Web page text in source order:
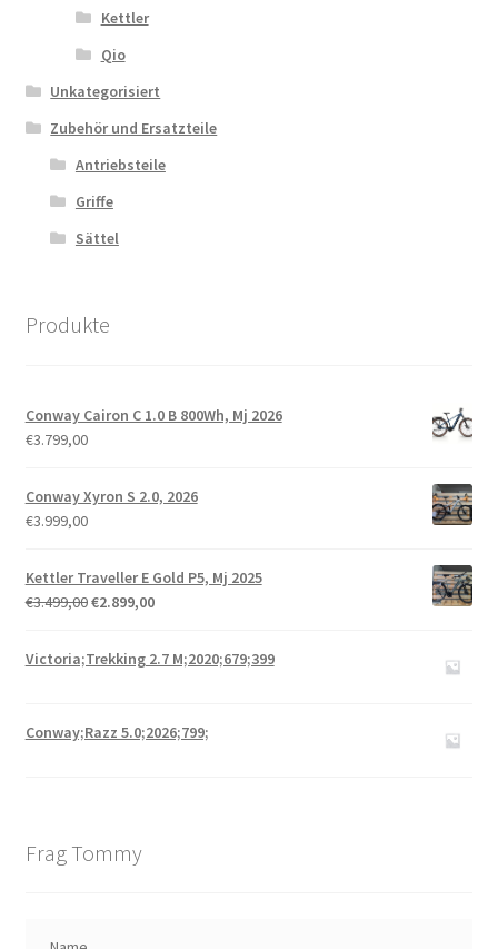
Kettler
Qio
Unkategorisiert
Zubehör und Ersatzteile
Antriebsteile
Griffe
Sättel
Produkte
Conway Cairon C 1.0 B 800Wh, Mj 2026
€3.799,00
Conway Xyron S 2.0, 2026
€3.999,00
Kettler Traveller E Gold P5, Mj 2025
€3.499,00€2.899,00
Victoria;Trekking 2.7 M;2020;679;399
Conway;Razz 5.0;2026;799;
Frag Tommy